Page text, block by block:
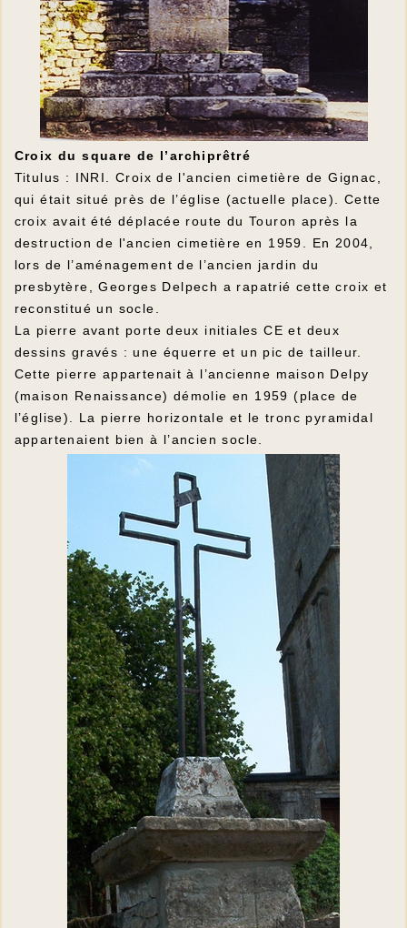
Croix du square de l’archiprêtré
Titulus : INRI. Croix de l'ancien cimetière de Gignac,
qui était situé près de l’église (actuelle place). Cette
croix avait été déplacée route du Touron après la
destruction de l'ancien cimetière en 1959. En 2004,
lors de l’aménagement de l’ancien jardin du
presbytère, Georges Delpech a rapatrié cette croix et
reconstitué un socle.
La pierre avant porte deux initiales CE et deux
dessins gravés : une équerre et un pic de tailleur.
Cette pierre appartenait à l’ancienne maison Delpy
(maison Renaissance) démolie en 1959 (place de
l’église). La pierre horizontale et le tronc pyramidal
appartenaient bien à l’ancien socle.